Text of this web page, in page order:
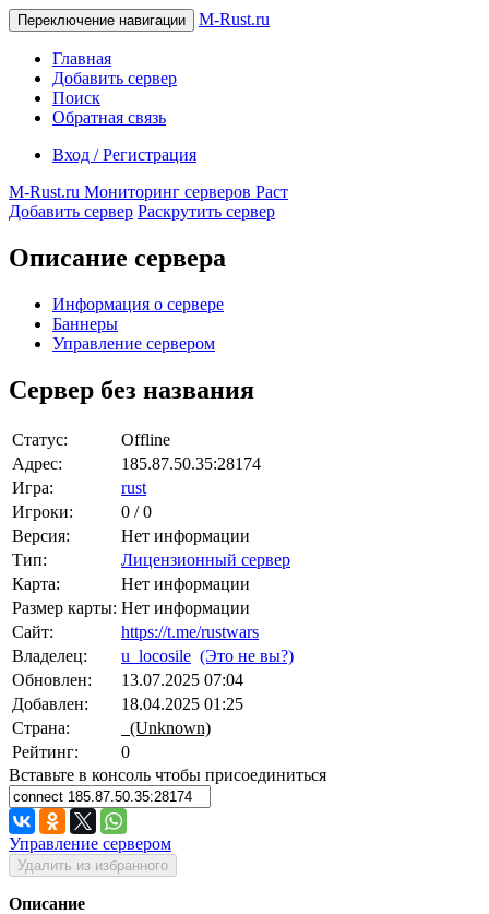
Переключение навигации M-Rust.ru
Главная
Добавить сервер
Поиск
Обратная связь
Вход / Регистрация
M-Rust.ru Мониторинг серверов Раст
Добавить сервер Раскрутить сервер
Описание сервера
Информация о сервере
Баннеры
Управление сервером
Сервер без названия
Статус:
Offline
Адрес:
185.87.50.35:28174
Игра:
rust
Игроки:
0 / 0
Версия:
Нет информации
Тип:
Лицензионный сервер
Карта:
Нет информации
Размер карты: Нет информации
Сайт:
https://t.me/rustwars
Владелец:
u_locosile (Это не вы?)
Обновлен:
13.07.2025 07:04
Добавлен:
18.04.2025 01:25
Страна:
(Unknown)
Рейтинг:
0
Вставьте в консоль чтобы присоединиться
Управление сервером
Удалить из избранного
Описание